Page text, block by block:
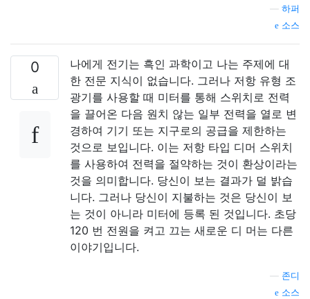
하퍼
소스
0
나에게 전기는 흑인 과학이고 나는 주제에 대
한 전문 지식이 없습니다. 그러나 저항 유형 조
광기를 사용할 때 미터를 통해 스위치로 전력
을 끌어온 다음 원치 않는 일부 전력을 열로 변
경하여 기기 또는 지구로의 공급을 제한하는
것으로 보입니다. 이는 저항 타입 디머 스위치
를 사용하여 전력을 절약하는 것이 환상이라는
것을 의미합니다. 당신이 보는 결과가 덜 밝습
니다. 그러나 당신이 지불하는 것은 당신이 보
는 것이 아니라 미터에 등록 된 것입니다. 초당
120 번 전원을 켜고 끄는 새로운 디 머는 다른
이야기입니다.
존디
소스